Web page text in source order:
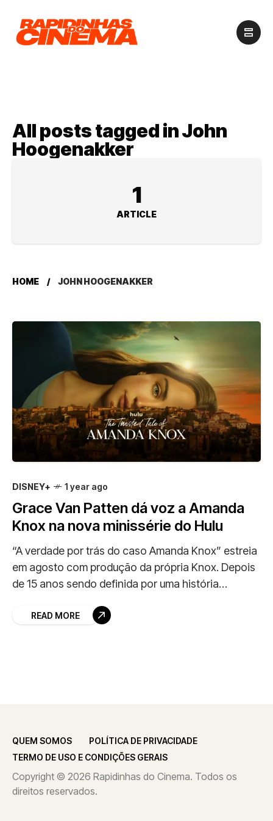
All posts tagged in John
Hoogenakker
1
ARTICLE
HOME JOHN HOOGENAKKER
DISNEY+ 1 year ago
Grace Van Patten dá voz a Amanda
Knox na nova minissérie do Hulu
“A verdade por trás do caso Amanda Knox” estreia
em agosto com produção da própria Knox. Depois
de 15 anos sendo definida por uma história
READ MORE
QUEM SOMOS
POLÍTICA DE PRIVACIDADE
TERMO DE USO E CONDIÇÕES GERAIS
Copyright © 2026 Rapidinhas do Cinema. Todos os
direitos reservados.